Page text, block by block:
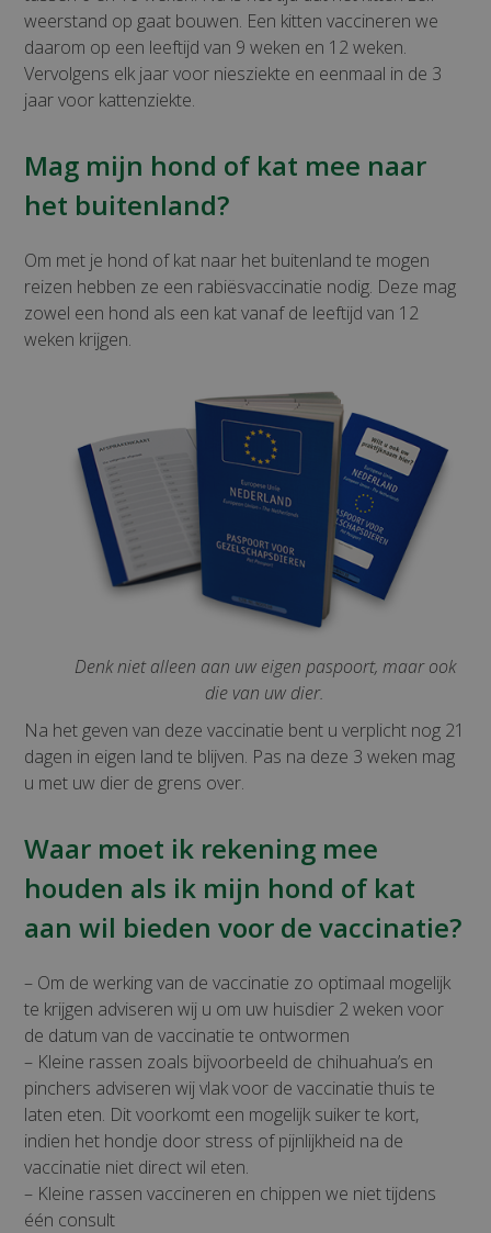
weerstand op gaat bouwen. Een kitten vaccineren we
daarom op een leeftijd van 9 weken en 12 weken.
Vervolgens elk jaar voor niesziekte en eenmaal in de 3
jaar voor kattenziekte.
Mag mijn hond of kat mee naar
het buitenland?
Om met je hond of kat naar het buitenland te mogen
reizen hebben ze een rabiësvaccinatie nodig. Deze mag
zowel een hond als een kat vanaf de leeftijd van 12
weken krijgen.
Denk niet alleen aan uw eigen paspoort, maar ook
die van uw dier.
Na het geven van deze vaccinatie bent u verplicht nog 21
dagen in eigen land te blijven. Pas na deze 3 weken mag
u met uw dier de grens over.
Waar moet ik rekening mee
houden als ik mijn hond of kat
aan wil bieden voor de vaccinatie?
– Om de werking van de vaccinatie zo optimaal mogelijk
te krijgen adviseren wij u om uw huisdier 2 weken voor
de datum van de vaccinatie te ontwormen
– Kleine rassen zoals bijvoorbeeld de chihuahua’s en
pinchers adviseren wij vlak voor de vaccinatie thuis te
laten eten. Dit voorkomt een mogelijk suiker te kort,
indien het hondje door stress of pijnlijkheid na de
vaccinatie niet direct wil eten.
– Kleine rassen vaccineren en chippen we niet tijdens
één consult